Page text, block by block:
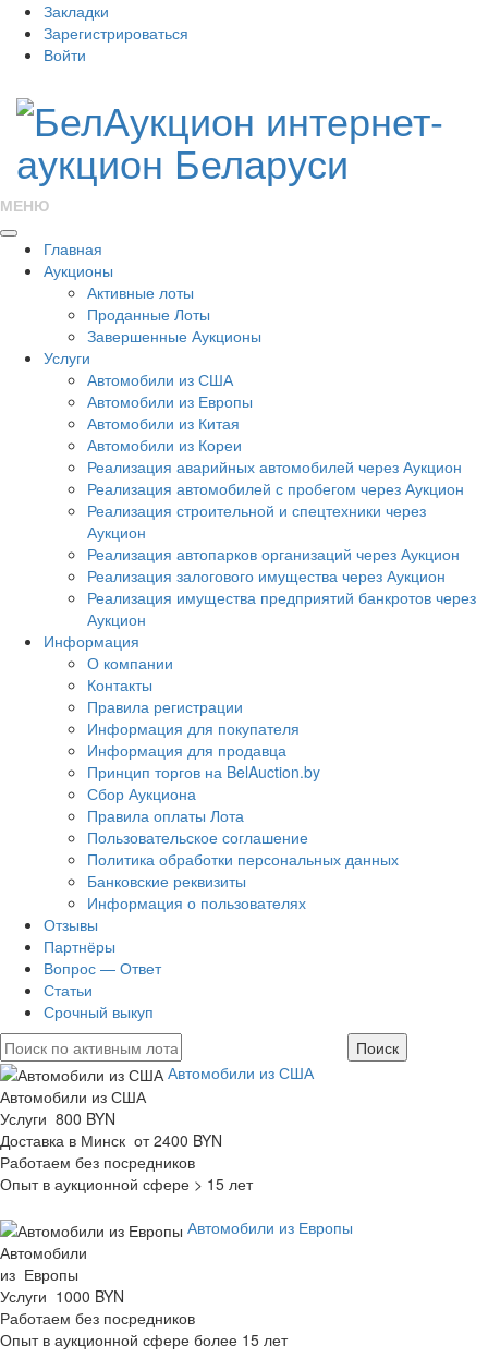
Закладки
Зарегистрироваться
Войти
МЕНЮ
Главная
Аукционы
Активные лоты
Проданные Лоты
Завершенные Аукционы
Услуги
Автомобили из США
Автомобили из Европы
Автомобили из Китая
Автомобили из Кореи
Реализация аварийных автомобилей через Аукцион
Реализация автомобилей с пробегом через Аукцион
Реализация строительной и спецтехники через
Аукцион
Реализация автопарков организаций через Аукцион
Реализация залогового имущества через Аукцион
Реализация имущества предприятий банкротов через
Аукцион
Информация
О компании
Контакты
Правила регистрации
Информация для покупателя
Информация для продавца
Принцип торгов на BelAuction.by
Сбор Аукциона
Правила оплаты Лота
Пользовательское соглашение
Политика обработки персональных данных
Банковские реквизиты
Информация о пользователях
Отзывы
Партнёры
Вопрос — Ответ
Статьи
Срочный выкуп
Автомобили из США
Автомобили из США
Услуги 800 BYN
Доставка в Минск от 2400 BYN
Работаем без посредников
Опыт в аукционной сфере > 15 лет
Автомобили из Европы
Автомобили
из Европы
Услуги 1000 BYN
Работаем без посредников
Опыт в аукционной сфере более 15 лет